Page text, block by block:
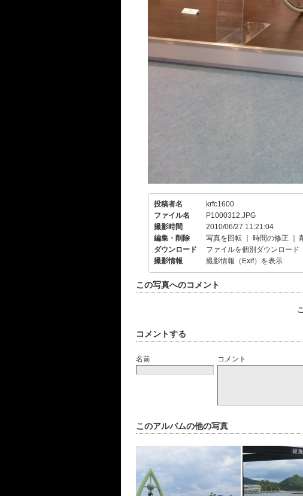
投稿者名
krfc1600
ファイル名
P1000312.JPG
撮影時間
2010/06/27 11:21:04
編集・削除
写真を回転 時間の修正
ダウンロード
ファイルを個別ダウンロード
撮影情報
撮影情報（Exif）を表示
この写真へのコメント
コメントする
名前 コメント
このアルバムの他の写真